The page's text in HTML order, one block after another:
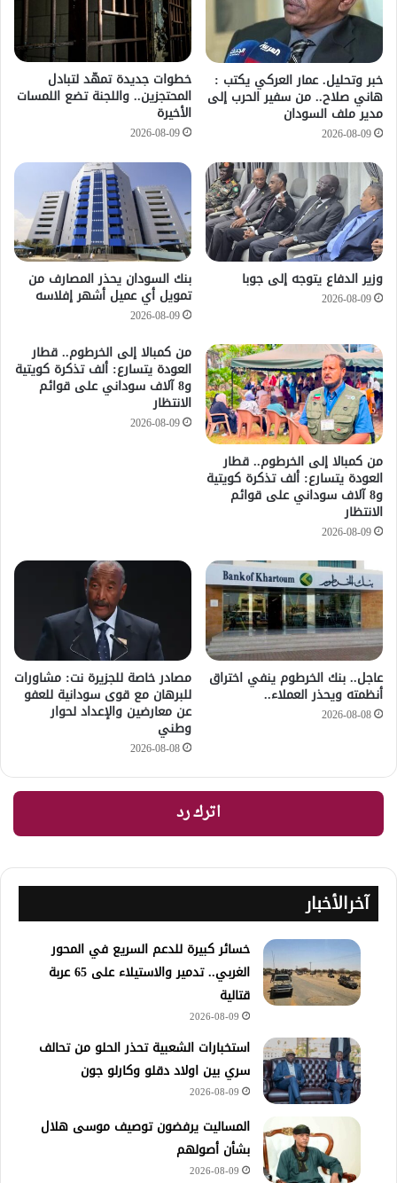
خبر وتحليل. عمار العركي يكتب :
هاني صلاح.. من سفير الحرب إلى
مدير ملف السودان
2026-08-09
خطوات جديدة تمهّد لتبادل
المحتجزين.. واللجنة تضع اللمسات
الأخيرة
2026-08-09
وزير الدفاع يتوجه إلى جوبا
2026-08-09
بنك السودان يحذر المصارف من
تمويل أي عميل أشهر إفلاسه
2026-08-09
من كمبالا إلى الخرطوم.. قطار
العودة يتسارع: ألف تذكرة كويتية
و8 آلاف سوداني على قوائم
الانتظار
2026-08-09
من كمبالا إلى الخرطوم.. قطار
العودة يتسارع: ألف تذكرة كويتية
و8 آلاف سوداني على قوائم
الانتظار
2026-08-09
عاجل.. بنك الخرطوم ينفي اختراق
أنظمته ويحذر العملاء..
2026-08-08
مصادر خاصة للجزيرة نت: مشاورات
للبرهان مع قوى سودانية للعفو
عن معارضين والإعداد لحوار
وطني
2026-08-08
اترك رد
آخرالأخبار
خسائر كبيرة للدعم السريع في المحور
الغربي.. تدمير والاستيلاء على 65 عربة
قتالية
2026-08-09
استخبارات الشعبية تحذر الحلو من تحالف
سري بين اولاد دقلو وكارلو جون
2026-08-09
المساليت يرفضون توصيف موسى هلال
بشأن أصولهم
2026-08-09